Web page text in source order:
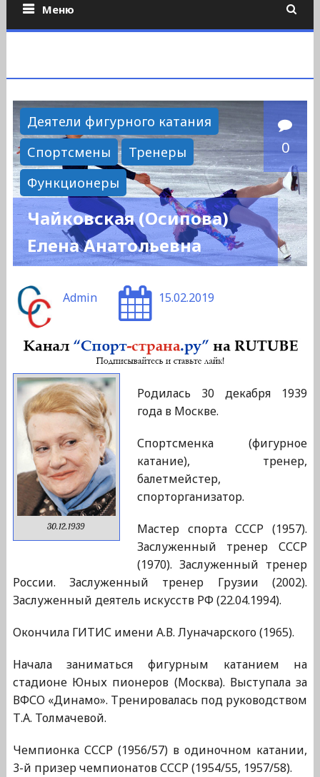
Меню
Деятели фигурного катания
Спортсмены
Тренеры
Функционеры
0
Чайковская (Осипова)
Елена Анатольевна
Admin 15.02.2019
30.12.1939
Родилась 30 декабря 1939
года в Москве.
Спортсменка (фигурное
катание), тренер,
балетмейстер,
спорторганизатор.
Мастер спорта СССР (1957).
Заслуженный тренер СССР
(1970). Заслуженный тренер
России. Заслуженный тренер Грузии (2002).
Заслуженный деятель искусств РФ (22.04.1994).
Окончила ГИТИС имени А.В. Луначарского (1965).
Начала заниматься фигурным катанием на
стадионе Юных пионеров (Москва). Выступала за
ВФСО «Динамо». Тренировалась под руководством
Т.А. Толмачевой.
Чемпионка СССР (1956/57) в одиночном катании,
3-й призер чемпионатов СССР (1954/55, 1957/58).